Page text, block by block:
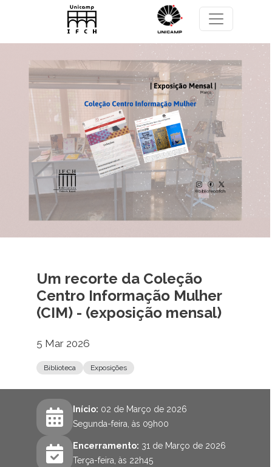
Pular para o conteúdo principal
Um recorte da Coleção
Centro Informação Mulher
(CIM) - (exposição mensal)
5 Mar 2026
Biblioteca Exposições
Início: 02 de Março de 2026
Segunda-feira, às 09h00
Encerramento: 31 de Março de 2026
Terça-feira, às 22h45